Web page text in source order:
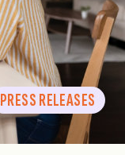
PRESS RELEASES